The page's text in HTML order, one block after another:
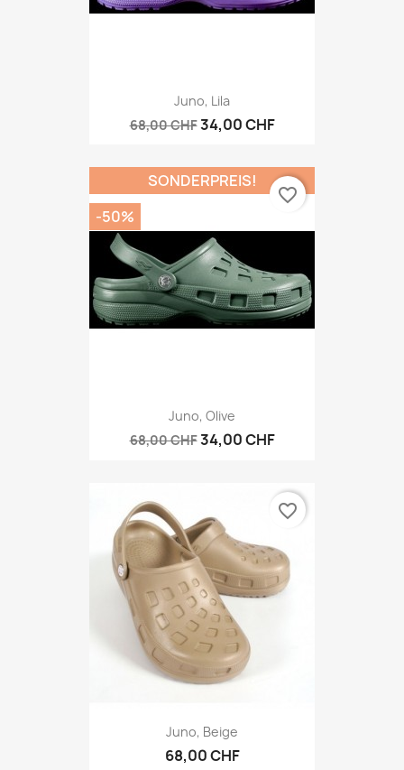
Juno, Lila
68,00 CHF34,00 CHF
Juno, Olive
68,00 CHF34,00 CHF
SONDERPREIS!
-50%
favorite_border
Juno, Beige
68,00 CHF
favorite_border